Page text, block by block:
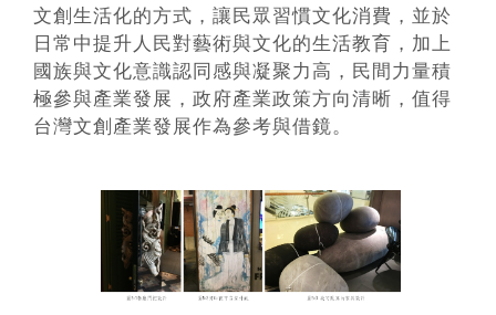
文創生活化的方式，讓民眾習慣文化消費，並於
日常中提升人民對藝術與文化的生活教育，加上
國族與文化意識認同感與凝聚力高，民間力量積
極參與產業發展，政府產業政策方向清晰，值得
台灣文創產業發展作為參考與借鏡。